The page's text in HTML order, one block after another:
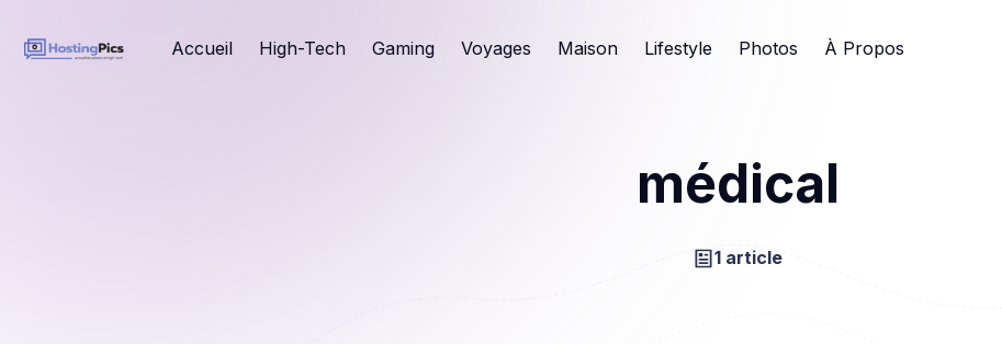
Accueil High-Tech Gaming Voyages Maison Lifestyle Photos À Propos
médical
1 article